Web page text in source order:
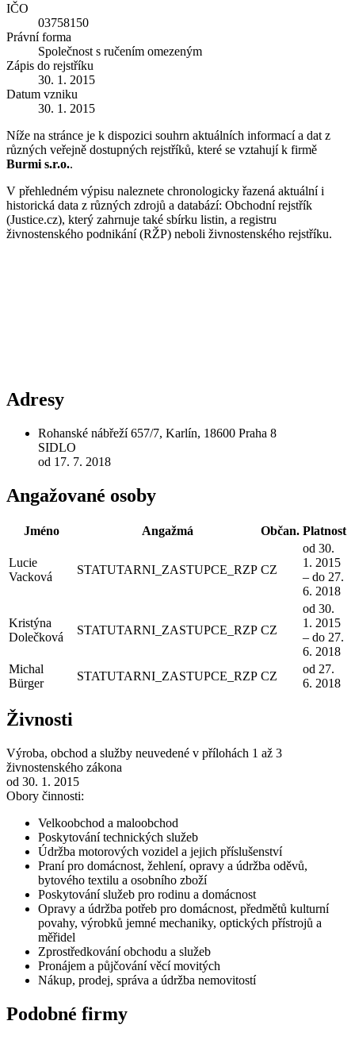
IČO
03758150
Právní forma
Společnost s ručením omezeným
Zápis do rejstříku
30. 1. 2015
Datum vzniku
30. 1. 2015
Níže na stránce je k dispozici souhrn aktuálních informací a dat z
různých veřejně dostupných rejstříků, které se vztahují k firmě
Burmi s.r.o..
V přehledném výpisu naleznete chronologicky řazená aktuální i
historická data z různých zdrojů a databází: Obchodní rejstřík
(Justice.cz), který zahrnuje také sbírku listin, a registru
živnostenského podnikání (RŽP) neboli živnostenského rejstříku.
Adresy
Rohanské nábřeží 657/7, Karlín, 18600 Praha 8
SIDLO
od 17. 7. 2018
Angažované osoby
Jméno Angažmá Občan. Platnost
Lucie
Vacková
STATUTARNI_ZASTUPCE_RZP CZ
od 30.
1. 2015
– do 27.
6. 2018
Kristýna
Dolečková
STATUTARNI_ZASTUPCE_RZP CZ
od 30.
1. 2015
– do 27.
6. 2018
Michal
Bürger
STATUTARNI_ZASTUPCE_RZP CZ
od 27.
6. 2018
Živnosti
Výroba, obchod a služby neuvedené v přílohách 1 až 3
živnostenského zákona
od 30. 1. 2015
Obory činnosti:
Velkoobchod a maloobchod
Poskytování technických služeb
Údržba motorových vozidel a jejich příslušenství
Praní pro domácnost, žehlení, opravy a údržba oděvů,
bytového textilu a osobního zboží
Poskytování služeb pro rodinu a domácnost
Opravy a údržba potřeb pro domácnost, předmětů kulturní
povahy, výrobků jemné mechaniky, optických přístrojů a
měřidel
Zprostředkování obchodu a služeb
Pronájem a půjčování věcí movitých
Nákup, prodej, správa a údržba nemovitostí
Podobné firmy